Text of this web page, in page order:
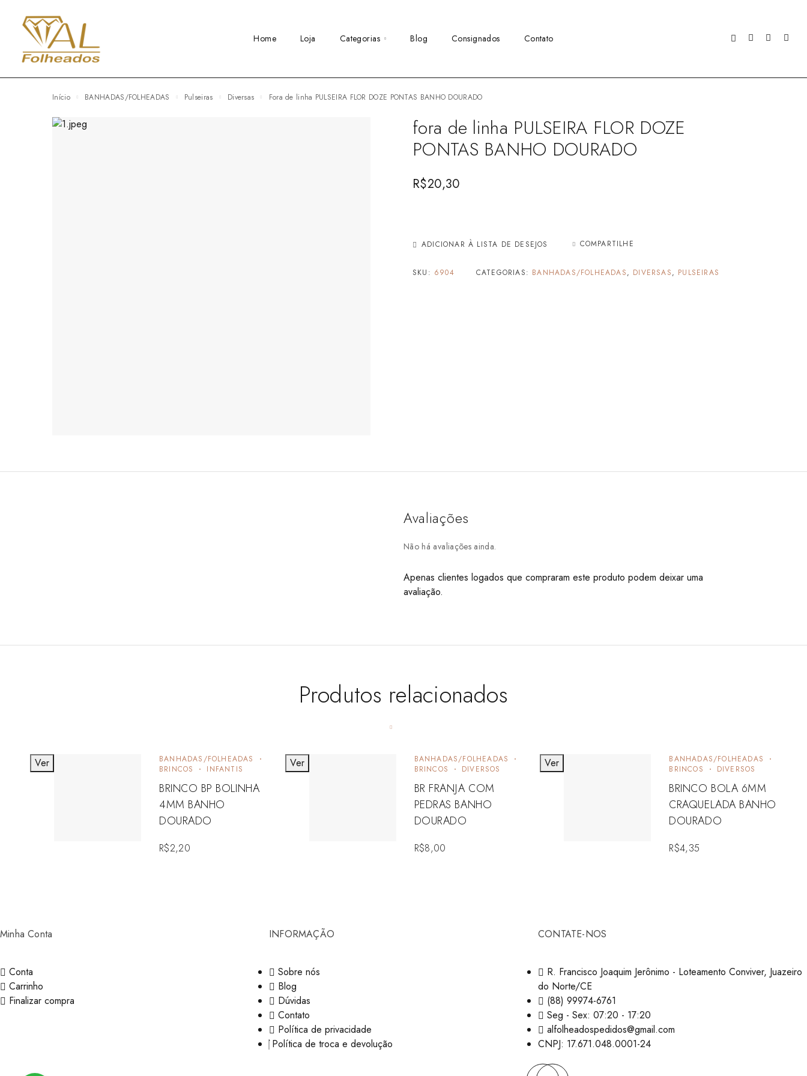
Home Loja Categorias Blog Consignados Contato
Início BANHADAS/FOLHEADAS Pulseiras Diversas fora de linha PULSEIRA FLOR DOZE PONTAS BANHO DOURADO
fora de linha PULSEIRA FLOR DOZE
PONTAS BANHO DOURADO
R$20,30
ADICIONAR À LISTA DE DESEJOS COMPARTILHE
SKU: 6904 CATEGORIAS: BANHADAS/FOLHEADAS, DIVERSAS, PULSEIRAS
Avaliações
Não há avaliações ainda.
Apenas clientes logados que compraram este produto podem deixar uma
avaliação.
Produtos relacionados
BANHADAS/FOLHEADAS
BRINCOS
INFANTIS
BRINCO BP BOLINHA
4MM BANHO
DOURADO
R$2,20
Ver
BANHADAS/FOLHEADAS
BRINCOS
DIVERSOS
BR FRANJA COM
PEDRAS BANHO
DOURADO
R$8,00
Ver
BANHADAS/FOLHEADAS
BRINCOS
DIVERSOS
BRINCO BOLA 6MM
CRAQUELADA BANHO
DOURADO
R$4,35
Ver
Minha Conta
Conta
Carrinho
Finalizar compra
INFORMAÇÃO
Sobre nós
Blog
Dúvidas
Contato
Política de privacidade
Política de troca e devolução
CONTATE-NOS
R. Francisco Joaquim Jerônimo - Loteamento Conviver, Juazeiro
do Norte/CE
(‪88) 99974-6761‬
Seg - Sex: 07:20 - 17:20
alfolheadospedidos@gmail.com
CNPJ: 17.671.048.0001-24